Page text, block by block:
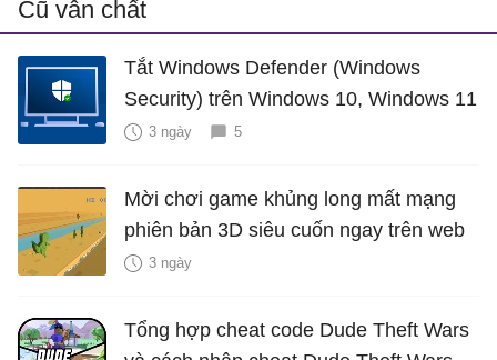
Cũ vẫn chất
Tắt Windows Defender (Windows
Security) trên Windows 10, Windows 11
3 ngày 5
Mời chơi game khủng long mất mạng
phiên bản 3D siêu cuốn ngay trên web
3 ngày
Tổng hợp cheat code Dude Theft Wars